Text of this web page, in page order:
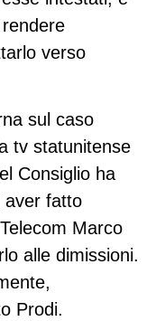
verso
sul caso
tv statunitense
Consiglio ha
aver fatto
Marco
alle dimissioni.
Prodi.